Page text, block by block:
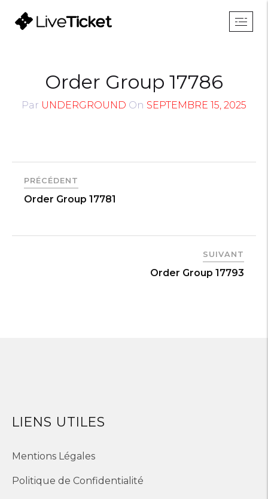
Order Group 17786
Par UNDERGROUND On SEPTEMBRE 15, 2025
PRÉCÉDENT
Order Group 17781
SUIVANT
Order Group 17793
LIENS UTILES
Mentions Légales
Politique de Confidentialité